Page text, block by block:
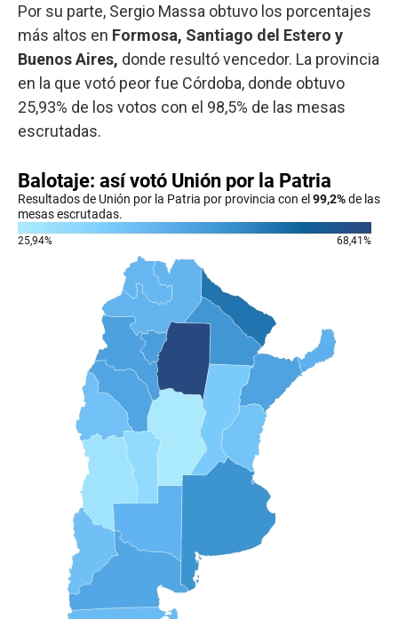
Por su parte, Sergio Massa obtuvo los porcentajes
más altos en Formosa, Santiago del Estero y
Buenos Aires, donde resultó vencedor. La provincia
en la que votó peor fue Córdoba, donde obtuvo
25,93% de los votos con el 98,5% de las mesas
escrutadas.